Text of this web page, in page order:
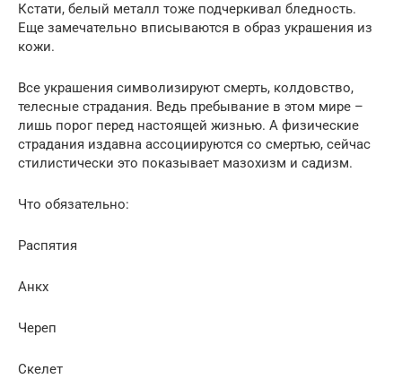
Кстати, белый металл тоже подчеркивал бледность.
Еще замечательно вписываются в образ украшения из
кожи.
Все украшения символизируют смерть, колдовство,
телесные страдания. Ведь пребывание в этом мире –
лишь порог перед настоящей жизнью. А физические
страдания издавна ассоциируются со смертью, сейчас
стилистически это показывает мазохизм и садизм.
Что обязательно:
Распятия
Анкх
Череп
Скелет